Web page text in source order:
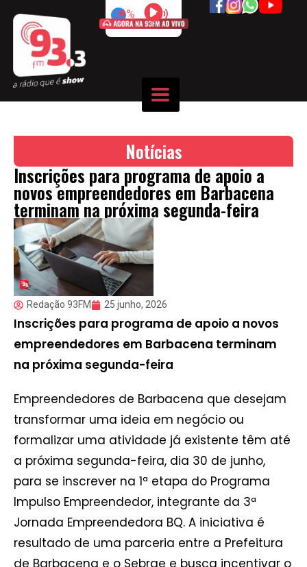
50%
Notícias
Inscrições para programa de apoio a
novos empreendedores em Barbacena
terminam na próxima segunda-feira
Redação 93FM 25 junho, 2026
Inscrições para programa de apoio a novos
empreendedores em Barbacena terminam
na próxima segunda-feira
Empreendedores de Barbacena que desejam
transformar uma ideia em negócio ou
formalizar uma atividade já existente têm até
a próxima segunda-feira, dia 30 de junho,
para se inscrever na 1ª etapa do Programa
Impulso Empreendedor, integrante da 3ª
Jornada Empreendedora BQ. A iniciativa é
resultado de uma parceria entre a Prefeitura